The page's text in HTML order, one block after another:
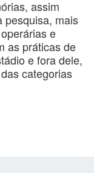
assim
pesquisa, mais
e
as práticas de
e fora dele,
categorias